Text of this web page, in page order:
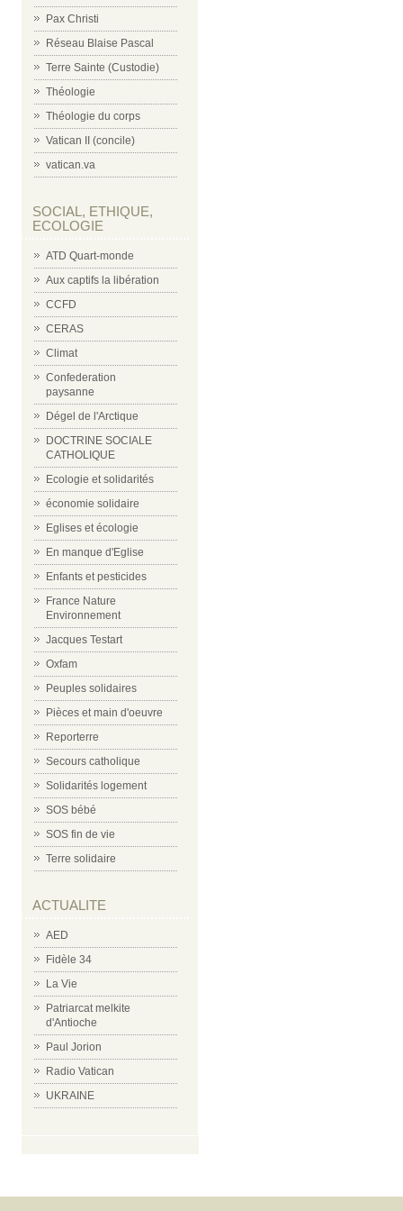
Pax Christi
Réseau Blaise Pascal
Terre Sainte (Custodie)
Théologie
Théologie du corps
Vatican II (concile)
vatican.va
SOCIAL, ETHIQUE,
ECOLOGIE
ATD Quart-monde
Aux captifs la libération
CCFD
CERAS
Climat
Confederation
paysanne
Dégel de l'Arctique
DOCTRINE SOCIALE
CATHOLIQUE
Ecologie et solidarités
économie solidaire
Eglises et écologie
En manque d'Eglise
Enfants et pesticides
France Nature
Environnement
Jacques Testart
Oxfam
Peuples solidaires
Pièces et main d'oeuvre
Reporterre
Secours catholique
Solidarités logement
SOS bébé
SOS fin de vie
Terre solidaire
ACTUALITE
AED
Fidèle 34
La Vie
Patriarcat melkite
d'Antioche
Paul Jorion
Radio Vatican
UKRAINE